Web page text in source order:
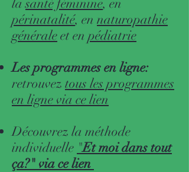
lasanté féminine, en
périnatalité, en naturopathie
généraleet en pédiatrie
Les programmes en ligne:
retrouvez tous les programmes
en ligne via ce lien
Découvrez la méthode
individuelle "Et moi dans tout
ça?" via ce lien